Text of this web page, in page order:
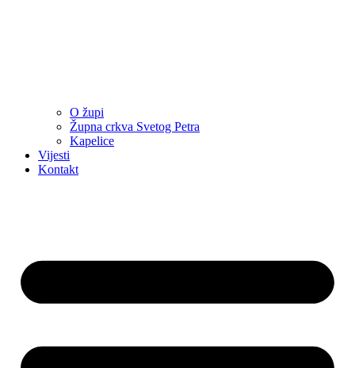
O župi
Župna crkva Svetog Petra
Kapelice
Vijesti
Kontakt